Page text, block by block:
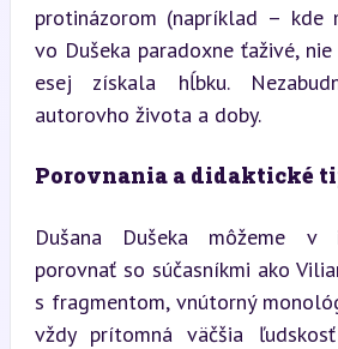
protinázorom (napríklad – kde
vo Dušeka paradoxne ťaživé,
esej získala hĺbku.
autorovho života a doby.
Porovnania a didaktické
Dušana Dušeka môžeme v
porovnať so súčasníkmi ako
s fragmentom, vnútorný
vždy prítomná väčšia